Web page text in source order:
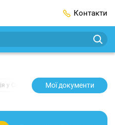
Контакти
у СЕРПНІ 2️⃣0️⃣2️⃣7️⃣ Усі
Мої документи